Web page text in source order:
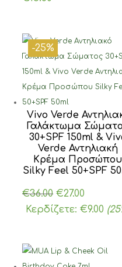
-25%
Vivo Verde
Γαλάκτωμα
30+SPF 150ml &
Verde Αντηλιακή
Κρέμα Προσώπου
Silky Feel 50+SPF
€36.00 Original
price
€27.00
€27.00.
Κερδίζετε: €9.00